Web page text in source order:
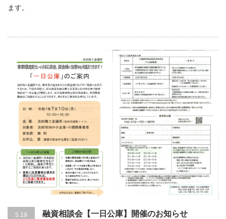
ます。
5.19
融資相談会【一日公庫】開催のお知らせ